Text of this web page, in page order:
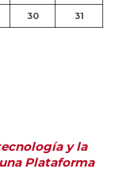
30 31
y la
Plataforma